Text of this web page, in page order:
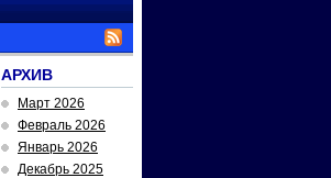
АРХИВ
Март 2026
Февраль 2026
Январь 2026
Декабрь 2025